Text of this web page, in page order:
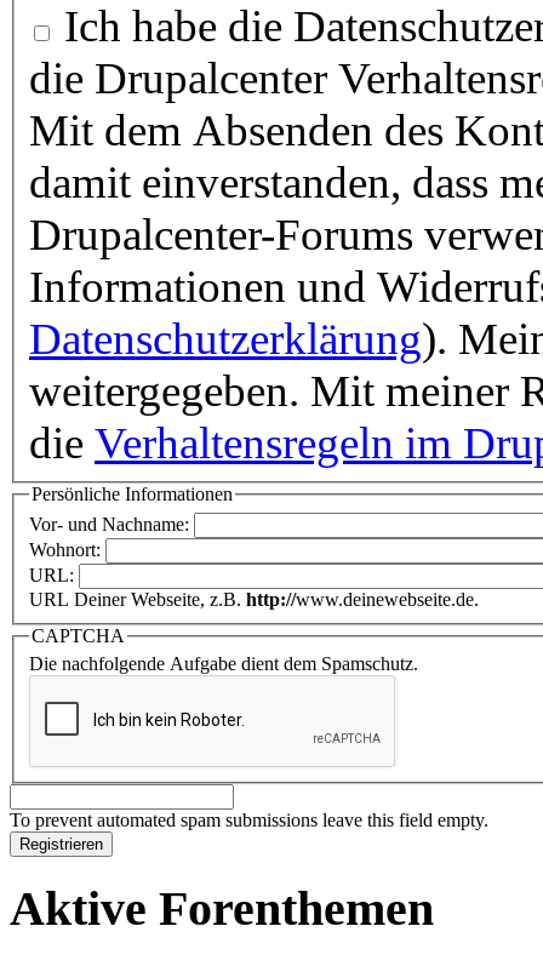
Ich habe die
die Drupalcenter
Mit dem Absenden des
damit einverstanden, dass
Drupalcenter-Forums
Informationen und
Datenschutzerklärung).
weitergegeben. Mit meiner
die Verhaltensregeln im
Persönliche Informationen
Vor- und Nachname:
Wohnort:
URL:
URL Deiner Webseite, z.B. http://www.deinewebseite.de.
CAPTCHA
Die nachfolgende Aufgabe dient dem Spamschutz.
To prevent automated spam submissions leave this field empty.
Aktive Forenthemen